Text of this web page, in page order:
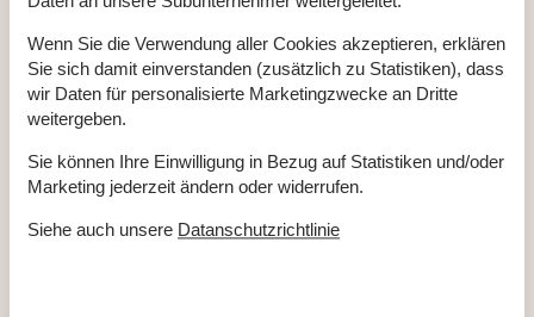
Geschlossene Terrasse
Haustier erlaubt
Hoch Geschwindigkeits Internet
Internet
Luft/Wasser Wärmepumpe
Nationales Fernsehen
Nichtraucher
Renoviert 2010
Wohnfläche in m² 75 m²
Draußen
Wenn Sie die Verwendung aller Cookies akzeptieren, erklären
Sie sich damit einverstanden (zusätzlich zu Statistiken), dass
wir Daten für personalisierte Marketingzwecke an Dritte
weitergeben.
Sie können Ihre Einwilligung in Bezug auf Statistiken und/oder
Marketing jederzeit ändern oder widerrufen.
Siehe auch unsere Datanschutzrichtlinie